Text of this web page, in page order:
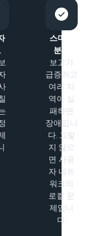
스마트
분류
보고가
급증하고
여러 지
역이 실
패하면
장애입니
다. 그렇
지 않으
면 사용
자 네트
워크의
로컬 문
제입니
다.